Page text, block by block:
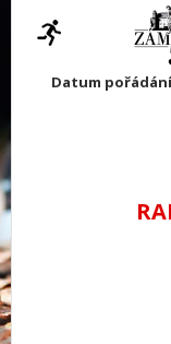
Datum pořádání